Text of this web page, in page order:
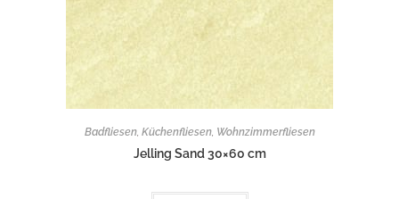
Badfliesen, Küchenfliesen, Wohnzimmerfliesen
Jelling Sand 30×60 cm